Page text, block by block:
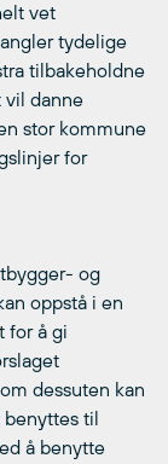
vet
tydelige
tilbakeholdne
vil danne
stor kommune
for
og
oppstå i en
for å gi
dessuten kan
til
å benytte